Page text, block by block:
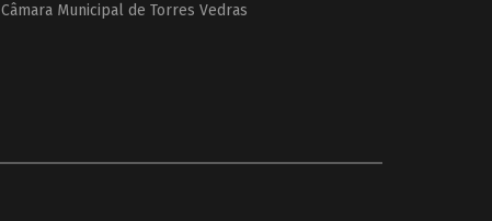
Câmara Municipal de Torres Vedras